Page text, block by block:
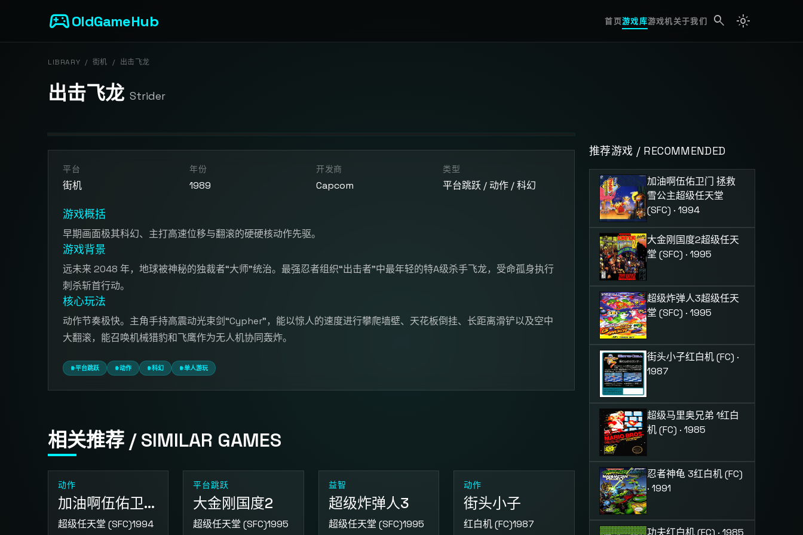
sports_esportsOldGameHub 首页游戏库游戏机关于我们 search light_mode
LIBRARY / 街机 / 出击飞龙
出击飞龙 Strider
开始游戏
点击按钮加载游戏模拟器
平台
街机
年份
1989
开发商
Capcom
类型
平台跳跃 / 动作 / 科幻
游戏概括
早期画面极其科幻、主打高速位移与翻滚的硬硬核动作先驱。
游戏背景
远未来 2048 年，地球被神秘的独裁者“大师”统治。最强忍者组织“出击者”中最年轻的特A级杀手飞龙，受命孤身执行
刺杀斩首行动。
核心玩法
动作节奏极快。主角手持高震动光束剑“Cypher”，能以惊人的速度进行攀爬墙壁、天花板倒挂、长距离滑铲以及空中
大翻滚，能召唤机械猎豹和飞鹰作为无人机协同轰炸。
#平台跳跃 #动作 #科幻 #单人游玩
相关推荐 / SIMILAR GAMES
动作
加油啊伍佑卫门 拯救雪公主
超级任天堂 (SFC)1994
平台跳跃
大金刚国度2
超级任天堂 (SFC)1995
益智
超级炸弹人3
超级任天堂 (SFC)1995
动作
街头小子
红白机 (FC)1987
推荐游戏 / RECOMMENDED
加油啊伍佑卫门 拯救
雪公主超级任天堂
(SFC) · 1994
大金刚国度2超级任天
堂 (SFC) · 1995
超级炸弹人3超级任天
堂 (SFC) · 1995
街头小子红白机 (FC) ·
1987
超级马里奥兄弟 1红白
机 (FC) · 1985
忍者神龟 3红白机 (FC)
· 1991
功夫红白机 (FC) · 1985